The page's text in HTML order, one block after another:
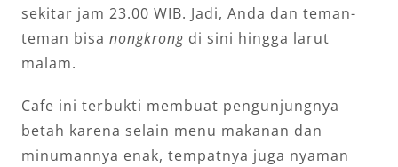
sekitar jam 23.00 WIB. Jadi, Anda dan teman-
teman bisa nongkrongdi sini hingga larut
malam.
Cafe ini terbukti membuat pengunjungnya
betah karena selain menu makanan dan
minumannya enak, tempatnya juga nyaman